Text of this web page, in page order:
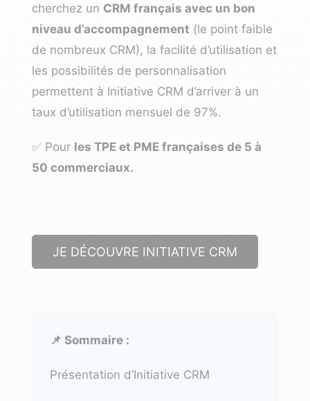
cherchez un CRM français avec un bon
niveau d’accompagnement (le point faible
de nombreux CRM), la facilité d’utilisation et
les possibilités de personnalisation
permettent à Initiative CRM d’arriver à un
taux d’utilisation mensuel de 97%.
✅ Pour les TPE et PME françaises de 5 à
50 commerciaux.
JE DÉCOUVRE INITIATIVE CRM
📌 Sommaire :
Présentation d’Initiative CRM